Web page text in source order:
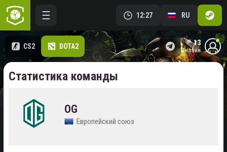
12:27 RU
CS2 DOTA2 13
онлайн
Статистика команды
OG
Европейский союз